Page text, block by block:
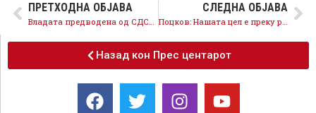
ПРЕТХОДНА ОБЈАВА
Владата предводена од СДСМ става крај на расипничкото трошење и на нереалните проекции и ги намалува долговите
СЛЕДНА ОБЈАВА
Поцков: Нашата цел e преку ребалансот на Буџетот да донесеме квалитетен живот за сите
Назад кон Прес центарот